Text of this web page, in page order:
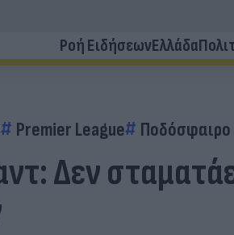
Ροή ΕιδήσεωνΕλλάδα
Premier League Ποδόσφαιρο
Δεν